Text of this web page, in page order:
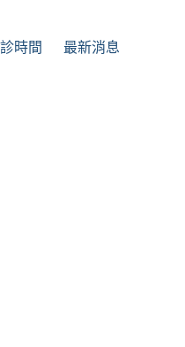
時間 最新消息